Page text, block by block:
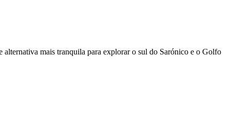
alternativa mais tranquila para explorar o sul do Sarónico e o Golfo